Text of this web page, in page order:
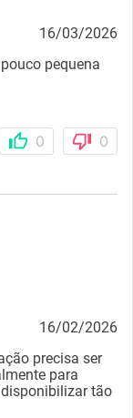
16/03/2026
pequena
0 0
16/02/2026
precisa ser
para
tão